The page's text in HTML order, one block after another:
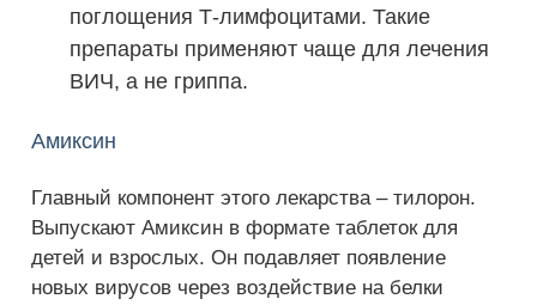
поглощения Т-лимфоцитами. Такие
препараты применяют чаще для лечения
ВИЧ, а не гриппа.
Амиксин
Главный компонент этого лекарства – тилорон.
Выпускают Амиксин в формате таблеток для
детей и взрослых. Он подавляет появление
новых вирусов через воздействие на белки